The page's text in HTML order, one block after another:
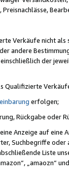
Verkäufe nicht
andere
der
erfolgen;
Rückgabe oder
Anzeige auf
Suchbegriffe
Liste
„amaozn“